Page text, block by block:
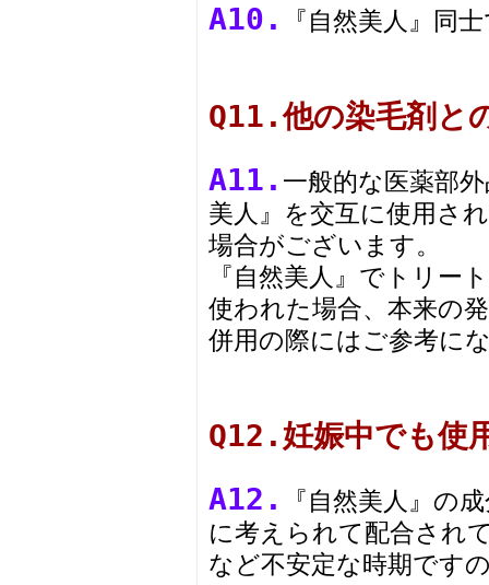
A10.
『自然美人』同
Q11.他の染毛剤と
A11. 一般的な医薬部
美人』を交互に使用さ
場合がございます。
『自然美人』でトリー
使われた場合、本来の
併用の際にはご参考に
Q12.妊娠中でも使
A12.
『自然美人』の
に考えられて配合され
など不安定な時期です